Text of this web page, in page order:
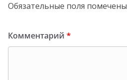
Обязательные поля помечены
Комментарий *